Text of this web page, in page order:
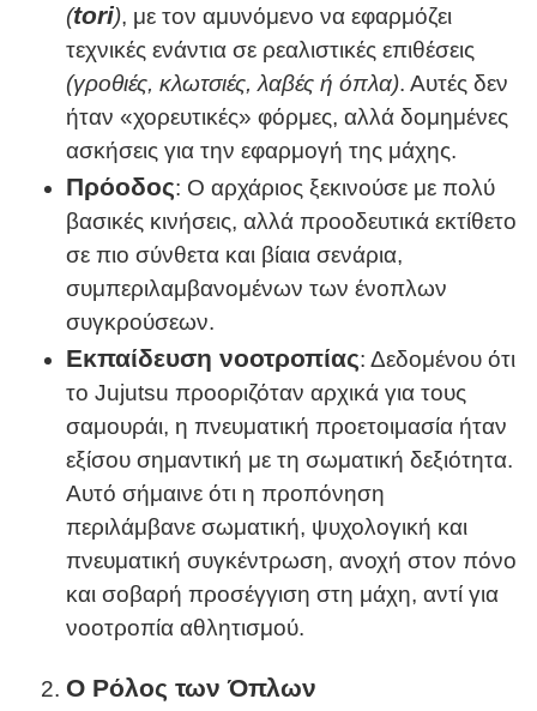
(tori), με τον αμυνόμενο να εφαρμόζει
τεχνικές ενάντια σε ρεαλιστικές επιθέσεις
(γροθιές, κλωτσιές, λαβές ή όπλα). Αυτές δεν
ήταν «χορευτικές» φόρμες, αλλά δομημένες
ασκήσεις για την εφαρμογή της μάχης.
Πρόοδος: Ο αρχάριος ξεκινούσε με πολύ
βασικές κινήσεις, αλλά προοδευτικά εκτίθετο
σε πιο σύνθετα και βίαια σενάρια,
συμπεριλαμβανομένων των ένοπλων
συγκρούσεων.
Εκπαίδευση νοοτροπίας: Δεδομένου ότι
το Jujutsu προοριζόταν αρχικά για τους
σαμουράι, η πνευματική προετοιμασία ήταν
εξίσου σημαντική με τη σωματική δεξιότητα.
Αυτό σήμαινε ότι η προπόνηση
περιλάμβανε σωματική, ψυχολογική και
πνευματική συγκέντρωση, ανοχή στον πόνο
και σοβαρή προσέγγιση στη μάχη, αντί για
νοοτροπία αθλητισμού.
Ο Ρόλος των Όπλων